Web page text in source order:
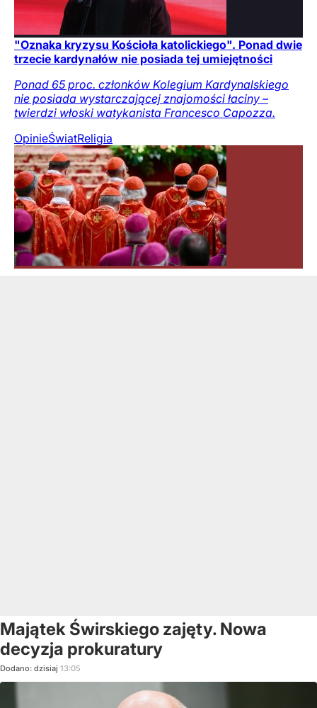
"Oznaka kryzysu Kościoła katolickiego". Ponad dwie
trzecie kardynałów nie posiada tej umiejętności
Ponad 65 proc. członków Kolegium Kardynalskiego
nie posiada wystarczającej znajomości łaciny –
twierdzi włoski watykanista Francesco Capozza.
OpinieŚwiatReligia
Majątek Świrskiego zajęty. Nowa
decyzja prokuratury
Dodano: dzisiaj 13:05